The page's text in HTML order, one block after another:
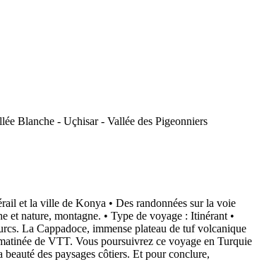
et la ville de Konya • Des randonnées sur la voie
nature, montagne. • Type de voyage : Itinérant •
La Cappadoce, immense plateau de tuf volcanique
de VTT. Vous poursuivrez ce voyage en Turquie
des paysages côtiers. Et pour conclure,